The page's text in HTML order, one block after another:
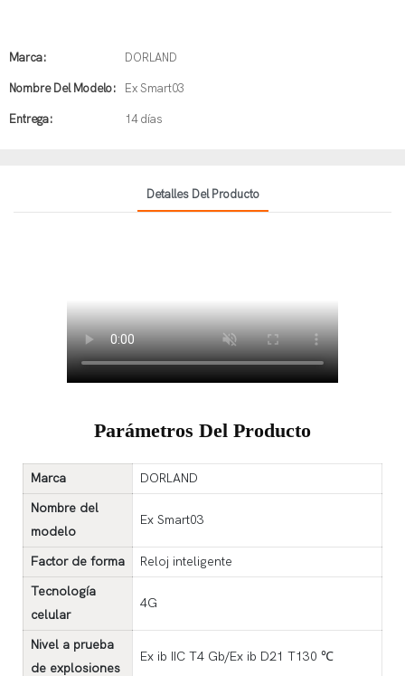
Marca: DORLAND
Nombre Del Modelo: Ex Smart03
Entrega: 14 días
Detalles Del Producto
Parámetros Del Producto
Marca
DORLAND
Nombre del
modelo
Ex Smart03
Factor de forma
Reloj inteligente
Tecnología
celular
4G
Nivel a prueba
de explosiones
Ex ib IIC T4 Gb/Ex ib D21 T130 ℃